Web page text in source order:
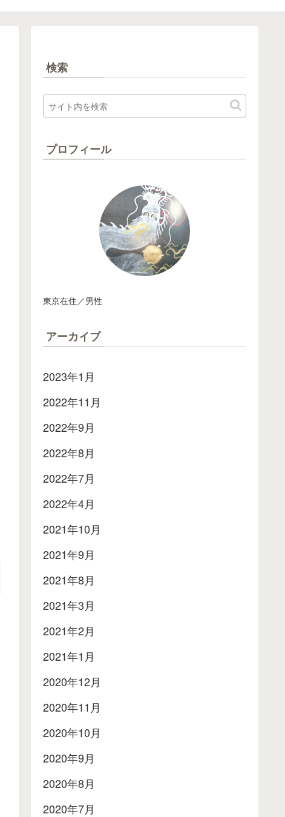
検索
プロフィール
東京在住／男性
アーカイブ
2023年1月
2022年11月
2022年9月
2022年8月
2022年7月
2022年4月
2021年10月
2021年9月
2021年8月
2021年3月
2021年2月
2021年1月
2020年12月
2020年11月
2020年10月
2020年9月
2020年8月
2020年7月